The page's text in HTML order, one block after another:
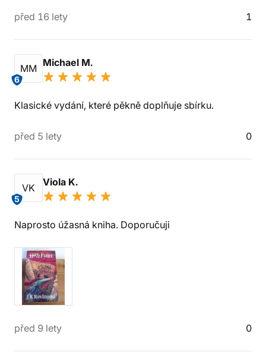
před 16 lety 1
MM
6
Michael M.
Klasické vydání, které pěkně doplňuje sbírku.
před 5 lety 0
VK
5
Viola K.
Naprosto úžasná kniha. Doporučuji
před 9 lety 0